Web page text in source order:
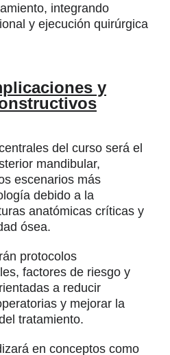
integrando
y ejecución quirúrgica
y
del curso será el
mandibular,
escenarios más
debido a la
anatómicas críticas y
ósea.
protocolos
factores de riesgo y
a reducir
y mejorar la
tratamiento.
en conceptos como